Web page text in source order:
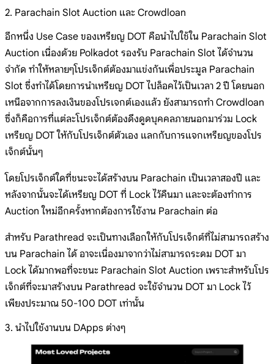
2. Parachain Slot Auction และ Crowdloan
อีกหนึ่ง Use Case ของเหรียญ DOT คือนำไปใช้ใน Parachain Slot
Auction เนื่องด้วย Polkadot รองรับ Parachain Slot ได้จำนวน
จำกัด ทำให้หลายๆโปรเจ็กต์ต้องมาแข่งกันเพื่อประมูล Parachain
Slot ซึ่งทำได้โดยการนำเหรียญ DOT ไปล็อคไว้เป็นเวลา 2 ปี โดยนอก
เหนือจากการลงเงินของโปรเจกต์เองแล้ว ยังสามารถทำ Crowdloan
ซึ่งก็คือการที่แต่ละโปรเจ็กต์ต้องดึงดูดบุคคลภายนอกมาร่วม Lock
เหรียญ DOT ให้กับโปรเจ็กต์ตัวเอง แลกกับการแจกเหรียญของโปร
เจ็กต์นั้นๆ
โดยโปรเจ็กต์ใดที่ชนะจะได้สร้างบน Parachain เป็นเวลาสองปี และ
หลังจากนั้นจะได้เหรียญ DOT ที่ Lock ไว้คืนมา และจะต้องทำการ
Auction ใหม่อีกครั้งหากต้องการใช้งาน Parachain ต่อ
สำหรับ Parathread จะเป็นทางเลือกให้กับโปรเจ็กต์ที่ไม่สามารถสร้าง
บน Parachain ได้ อาจะเนื่องมาจากว่าไม่สามารถระดม DOT มา
Lock ได้มากพอที่จะชนะ Parachain Slot Auction เพราะสำหรับโปร
เจ็กต์ที่จะมาสร้างบน Parathread จะใช้จำนวน DOT มา Lock ไว้
เพียงประมาณ 50-100 DOT เท่านั้น
3. นำไปใช้งานบน DApps ต่างๆ